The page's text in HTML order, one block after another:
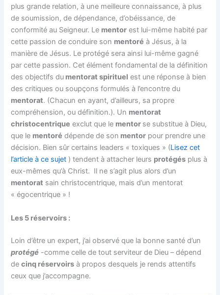
plus grande relation, à une meilleure connaissance, à plus
de soumission, de dépendance, d’obéissance, de
conformité au Seigneur. Le mentor est lui-même habité par
cette passion de conduire son mentoré à Jésus, à la
manière de Jésus. Le protégé sera ainsi lui-même gagné
par cette passion. Cet élément fondamental de la définition
des objectifs du mentorat spirituel est une réponse à bien
des critiques ou soupçons formulés à l’encontre du
mentorat. (Chacun en ayant, d’ailleurs, sa propre
compréhension, ou définition.). Un mentorat
christocentrique exclut que le mentor se substitue à Dieu,
que le mentoré dépende de son mentor pour prendre une
décision. Bien sûr certains leaders « toxiques » (Lisez cet
l’article à ce sujet ) tendent à attacher leurs protégés plus à
eux-mêmes qu’à Christ. Il ne s’agit plus alors d’un
mentorat sain christocentrique, mais d’un mentorat
« égocentrique » !
Les 5 réservoirs :
Loin d’être un expert, j’ai observé que la bonne santé d’un
protégé -comme celle de tout serviteur de Dieu – dépend
decinq réservoirs à propos desquels je rends attentifs
ceux que j’accompagne.